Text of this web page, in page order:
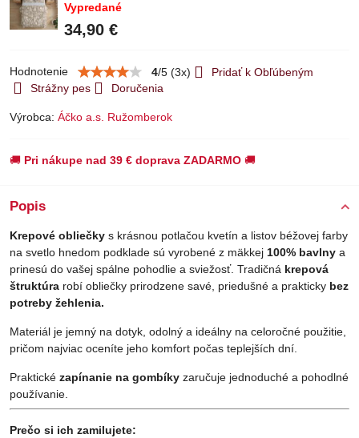
Vypredané
34,90 €
Hodnotenie 4/5 (3x)
Pridať k Obľúbeným
Strážny pes
Doručenia
Výrobca: Áčko a.s. Ružomberok
🚚 Pri nákupe nad 39 € doprava ZADARMO 🚚
Popis
Krepové obliečky s krásnou potlačou kvetín a listov béžovej farby
na svetlo hnedom podklade sú vyrobené z mäkkej 100% bavlny a
prinesú do vašej spálne pohodlie a sviežosť. Tradičná krepová
štruktúra robí obliečky prirodzene savé, priedušné a prakticky bez
potreby žehlenia.
Materiál je jemný na dotyk, odolný a ideálny na celoročné použitie,
pričom najviac oceníte jeho komfort počas teplejších dní.
Praktické zapínanie na gombíky zaručuje jednoduché a pohodlné
používanie.
Prečo si ich zamilujete: